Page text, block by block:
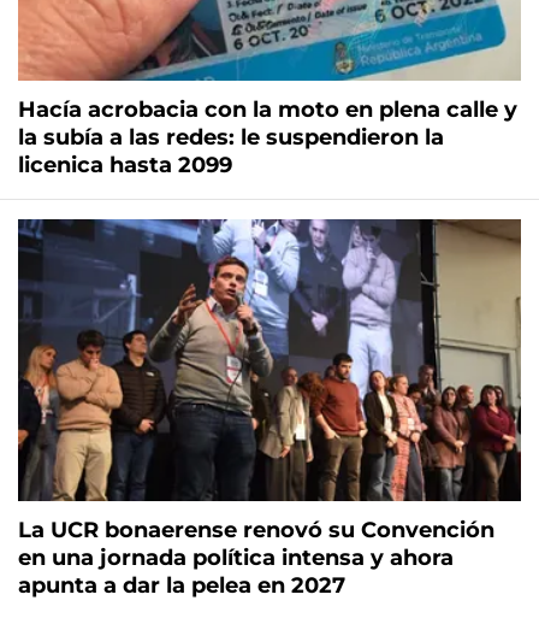
Hacía acrobacia con la moto en plena calle y
la subía a las redes: le suspendieron la
licenica hasta 2099
La UCR bonaerense renovó su Convención
en una jornada política intensa y ahora
apunta a dar la pelea en 2027